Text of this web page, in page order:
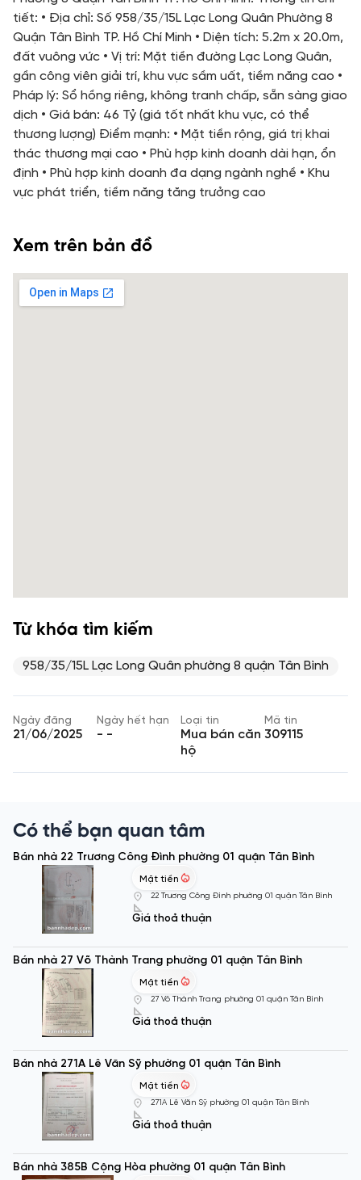
tiết: • Địa chỉ: Số 958/35/15L Lạc Long Quân Phường 8
Quận Tân Bình TP. Hồ Chí Minh • Diện tích: 5.2m x 20.0m,
đất vuông vức • Vị trí: Mặt tiền đường Lạc Long Quân,
gần công viên giải trí, khu vực sầm uất, tiềm năng cao •
Pháp lý: Sổ hồng riêng, không tranh chấp, sẵn sàng giao
dịch • Giá bán: 46 Tỷ (giá tốt nhất khu vực, có thể
thương lượng) Điểm mạnh: • Mặt tiền rộng, giá trị khai
thác thương mại cao • Phù hợp kinh doanh dài hạn, ổn
định • Phù hợp kinh doanh đa dạng ngành nghề • Khu
vực phát triển, tiềm năng tăng trưởng cao
Xem trên bản đồ
Từ khóa tìm kiếm
958/35/15L Lạc Long Quân phường 8 quận Tân Bình
Ngày đăng
21/06/2025
Ngày hết hạn
- -
Loại tin
Mua bán căn
hộ
Mã tin
309115
Có thể bạn quan tâm
Bán nhà 22 Trương Công Đình phường 01 quận Tân Bình
Mặt tiền
22 Trương Công Đình phường 01 quận Tân Bình
Giá thoả thuận
Bán nhà 27 Võ Thành Trang phường 01 quận Tân Bình
Mặt tiền
27 Võ Thành Trang phường 01 quận Tân Bình
Giá thoả thuận
Bán nhà 271A Lê Văn Sỹ phường 01 quận Tân Bình
Mặt tiền
271A Lê Văn Sỹ phường 01 quận Tân Bình
Giá thoả thuận
Bán nhà 385B Cộng Hòa phường 01 quận Tân Bình